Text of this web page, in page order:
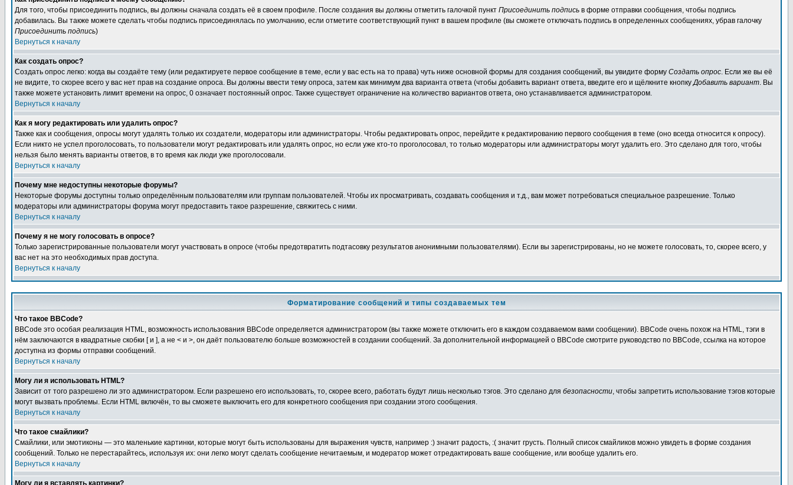
Для того, чтобы присоединить подпись, вы должны сначала создать её в своем профиле. После создания вы должны отметить галочкой пункт Присоединить подпись в форме отправки сообщения, чтобы подпись
добавилась. Вы также можете сделать чтобы подпись присоединялась по умолчанию, если отметите соответствующий пункт в вашем профиле (вы сможете отключать подпись в определенных сообщениях, убрав галочку
Присоединить подпись)
Вернуться к началу
Как создать опрос?
Создать опрос легко: когда вы создаёте тему (или редактируете первое сообщение в теме, если у вас есть на то права) чуть ниже основной формы для создания сообщений, вы увидите форму Создать опрос. Если же вы её
не видите, то скорее всего у вас нет прав на создание опроса. Вы должны ввести тему опроса, затем как минимум два варианта ответа (чтобы добавить вариант ответа, введите его и щёлкните кнопкуДобавить вариант. Вы
также можете установить лимит времени на опрос, 0 означает постоянный опрос. Также существует ограничение на количество вариантов ответа, оно устанавливается администратором.
Вернуться к началу
Как я могу редактировать или удалить опрос?
Также как и сообщения, опросы могут удалять только их создатели, модераторы или администраторы. Чтобы редактировать опрос, перейдите к редактированию первого сообщения в теме (оно всегда относится к опросу).
Если никто не успел проголосовать, то пользователи могут редактировать или удалять опрос, но если уже кто-то проголосовал, то только модераторы или администраторы могут удалить его. Это сделано для того, чтобы
нельзя было менять варианты ответов, в то время как люди уже проголосовали.
Вернуться к началу
Почему мне недоступны некоторые форумы?
Некоторые форумы доступны только определённым пользователям или группам пользователей. Чтобы их просматривать, создавать сообщения и т.д., вам может потребоваться специальное разрешение. Только
модераторы или администраторы форума могут предоставить такое разрешение, свяжитесь с ними.
Вернуться к началу
Почему я не могу голосовать в опросе?
Только зарегистрированные пользователи могут участвовать в опросе (чтобы предотвратить подтасовку результатов анонимными пользователями). Если вы зарегистрированы, но не можете голосовать, то, скорее всего, у
вас нет на это необходимых прав доступа.
Вернуться к началу
Форматирование сообщений и типы создаваемых тем
Что такое BBCode?
BBCode это особая реализация HTML, возможность использования BBCode определяется администратором (вы также можете отключить его в каждом создаваемом вами сообщении). BBCode очень похож на HTML, тэги в
нём заключаются в квадратные скобки [ и ], а не < и >, он даёт пользователю больше возможностей в создании сообщений. За дополнительной информацией о BBCode смотрите руководство по BBCode, ссылка на которое
доступна из формы отправки сообщений.
Вернуться к началу
Могу ли я использовать HTML?
Зависит от того разрешено ли это администратором. Если разрешено его использовать, то, скорее всего, работать будут лишь несколько тэгов. Это сделано для безопасности, чтобы запретить использование тэгов которые
могут вызвать проблемы. Если HTML включён, то вы сможете выключить его для конкретного сообщения при создании этого сообщения.
Вернуться к началу
Что такое смайлики?
Смайлики, или эмотиконы — это маленькие картинки, которые могут быть использованы для выражения чувств, например :) значит радость, :( значит грусть. Полный список смайликов можно увидеть в форме создания
сообщений. Только не перестарайтесь, используя их: они легко могут сделать сообщение нечитаемым, и модератор может отредактировать ваше сообщение, или вообще удалить его.
Вернуться к началу
Могу ли я вставлять картинки?